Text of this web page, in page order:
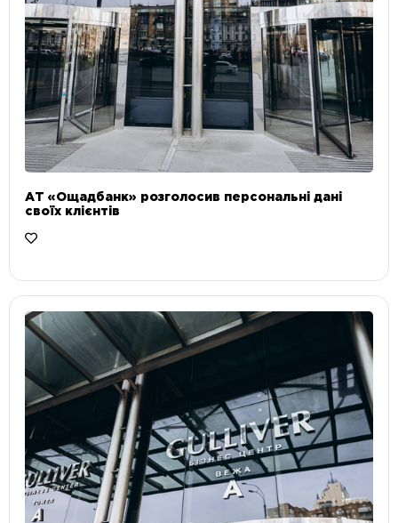
АТ «Ощадбанк» розголосив персональні дані
своїх клієнтів